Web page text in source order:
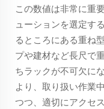
この数値は非常に重
ューションを選定す
るところにある重ね
プや建材など長尺で
ちラックが不可欠に
より、取り扱い作業
つつ、適切にアクセ